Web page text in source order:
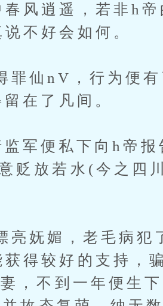
风逍遥，若非h帝
不好会如何。
仙nV，行为便有
在了凡间。
便私下向h帝报
贬放若水(今之四
媚，老毛病犯
得较好的支持，
，不到一年便生下